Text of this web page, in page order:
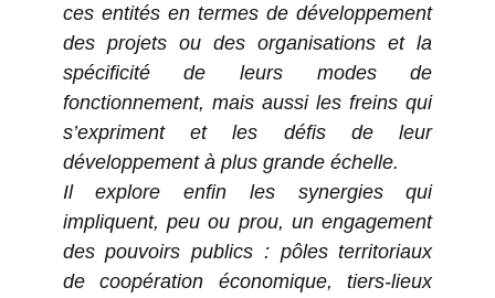
ces entités en termes de développement
des projets ou des organisations et la
spécificité de leurs modes de
fonctionnement, mais aussi les freins qui
s’expriment et les défis de leur
développement à plus grande échelle.
Il explore enfin les synergies qui
impliquent, peu ou prou, un engagement
des pouvoirs publics : pôles territoriaux
de coopération économique, tiers-lieux